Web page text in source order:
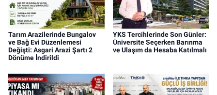
Tarım Arazilerinde Bungalov
ve Bağ Evi Düzenlemesi
Değişti: Asgari Arazi Şartı 2
Dönüme İndirildi
YKS Tercihlerinde Son Günler:
Üniversite Seçerken Barınma
ve Ulaşım da Hesaba Katılmalı